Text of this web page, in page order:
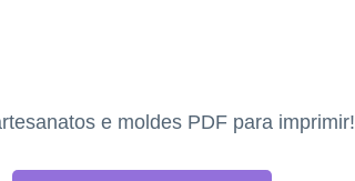
e moldes PDF para imprimir!